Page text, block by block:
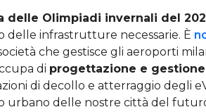
delle Olimpiadi invernali del
delle infrastrutture necessarie. È
che gestisce gli aeroporti
di progettazione e
di decollo e atterraggio degli
urbano delle nostre città del